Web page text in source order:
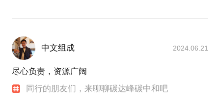
中文组成 2024.06.21
尽心负责，资源广阔
同行的朋友们，来聊聊碳达峰碳中和吧